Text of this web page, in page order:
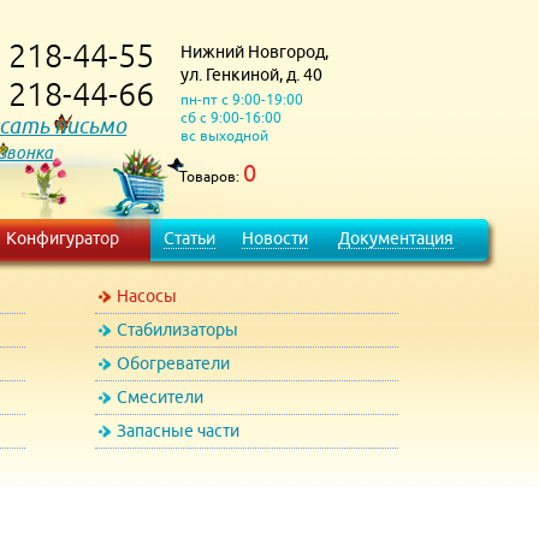
218-44-55
218-44-66
письмо
Нижний Новгород,
ул. Генкиной, д. 40
пн-пт с 9:00-19:00
сб с 9:00-16:00
вс выходной
Товаров: 0
Конфигуратор Статьи Новости Документация
Насосы
Стабилизаторы
Обогреватели
Смесители
Запасные части